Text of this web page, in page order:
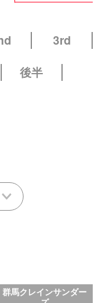
3rd
後半
群馬クレインサンダー